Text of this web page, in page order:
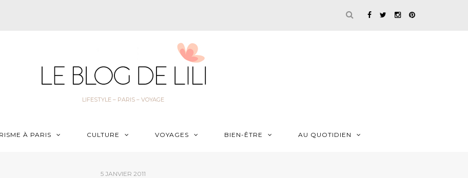
LIFESTYLE – PARIS – VOYAGE
À PARIS CULTURE VOYAGES BIEN-ÊTRE AU QUOTIDIEN
5 JANVIER 2011